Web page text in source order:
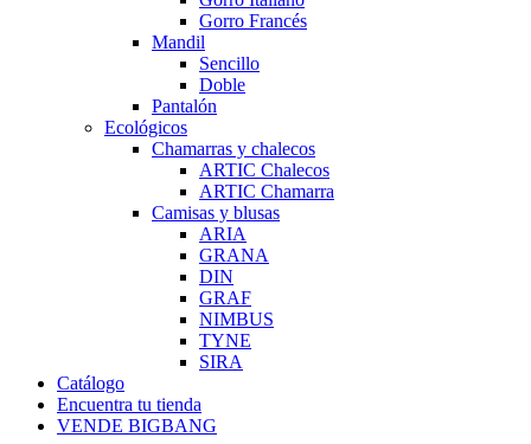
Gorro Francés
Mandil
Sencillo
Doble
Pantalón
Ecológicos
Chamarras y chalecos
ARTIC Chalecos
ARTIC Chamarra
Camisas y blusas
ARIA
GRANA
DIN
GRAF
NIMBUS
TYNE
SIRA
Catálogo
Encuentra tu tienda
VENDE BIGBANG